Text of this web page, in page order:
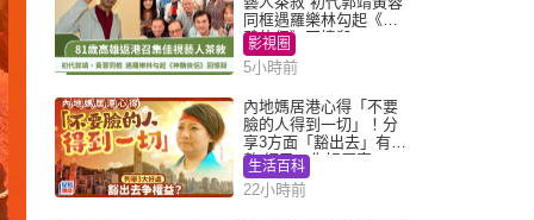
同框遇羅樂林勾起《神
鵰俠侶》回憶殺
影視圈
5小時前
內地媽居港心得「不要
臉的人得到一切」！分
享3方面「豁出去」有著
數 網民：你好厲害
生活百科
22小時前